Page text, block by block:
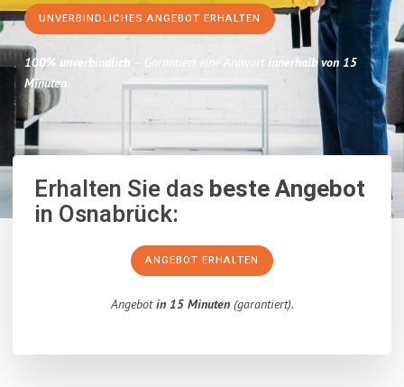
UNVERBINDLICHES ANGEBOT ERHALTEN
100% unverbindlich – Garantiert eine Antwort innerhalb von 15
Minuten.
Erhalten Sie dasbeste Angebot
in Osnabrück:
ANGEBOT ERHALTEN
Angebotin 15 Minuten(garantiert).